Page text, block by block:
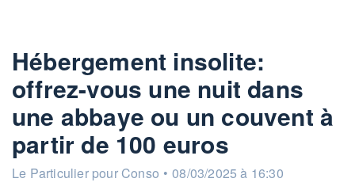
Hébergement insolite:
offrez-vous une nuit dans
une abbaye ou un couvent à
partir de 100 euros
information fournie par
Le Particulier pour Conso • 08/03/2025 à 16:30